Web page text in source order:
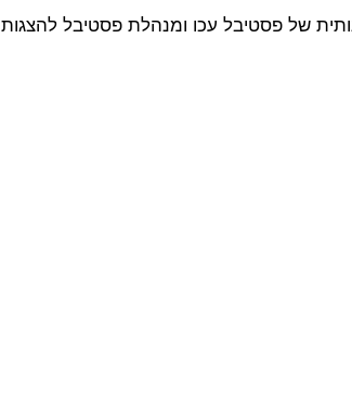
של פסטיבל עכו ומנהלת פסטיבל להצגות